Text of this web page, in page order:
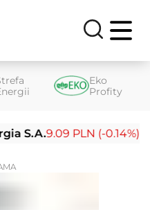
Eko
Profity
9.09 PLN (-0.14%)